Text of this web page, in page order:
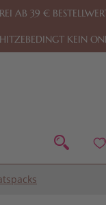
springen Zum
AB 39 €
KEIN